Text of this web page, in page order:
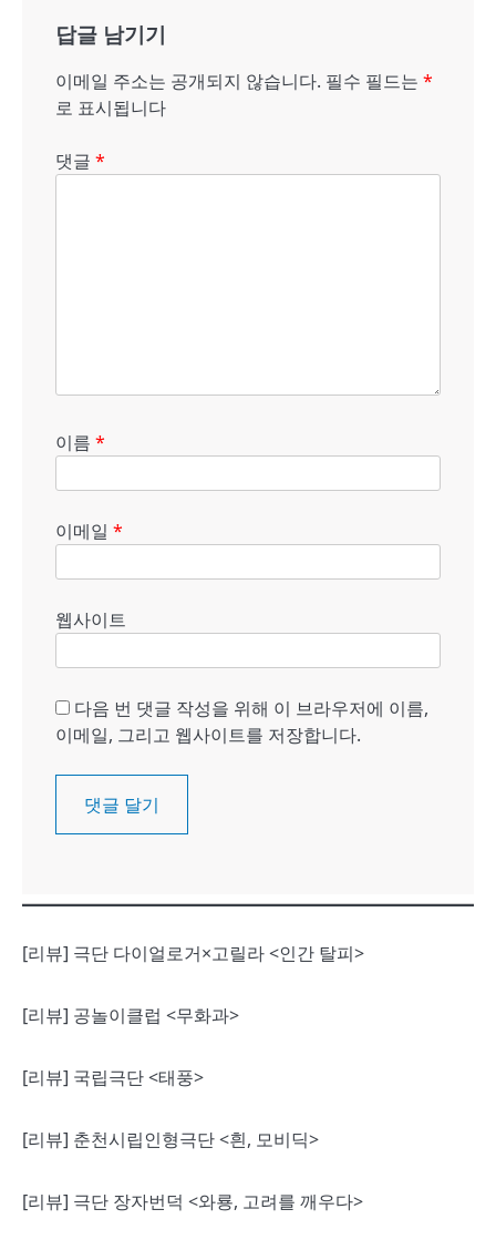
답글 남기기
이메일 주소는 공개되지 않습니다. 필수 필드는 *
로 표시됩니다
댓글 *
이름 *
이메일 *
웹사이트
다음 번 댓글 작성을 위해 이 브라우저에 이름,
이메일, 그리고 웹사이트를 저장합니다.
[리뷰] 극단 다이얼로거×고릴라 <인간 탈피>
[리뷰] 공놀이클럽 <무화과>
[리뷰] 국립극단 <태풍>
[리뷰] 춘천시립인형극단 <흰, 모비딕>
[리뷰] 극단 장자번덕 <와룡, 고려를 깨우다>